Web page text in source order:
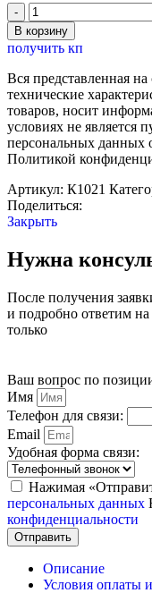
Количество
товара
Учебно-
тренировочная
доска
"Знатоки
велосипеда"
с
магнитно-
маркерными
фрагментами
В корзину
получить кп
Вся представленная
технические
товаров, носит
условиях не является
персональных данных
Политикой
Артикул: К1021
Поделиться:
Закрыть
Нужна
После получения
и подробно ответим
только
Ваш вопрос по
Имя
Телефон для связи:
Email
Удобная форма связи:
Нажимая
персональных данных
конфиденциальности
Отправить
Описание
Условия оплаты